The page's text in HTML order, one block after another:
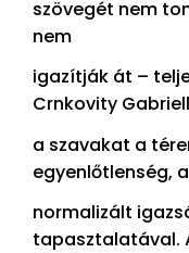
szövegét nem
nem
igazítják át –
Crnkovity
a szavakat a
egyenlőtlenség,
normalizált
tapasztalatával.